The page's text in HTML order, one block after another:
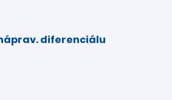
diferenciálu